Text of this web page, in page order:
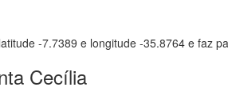
-7.7389 e longitude -35.8764 e faz
Cecília